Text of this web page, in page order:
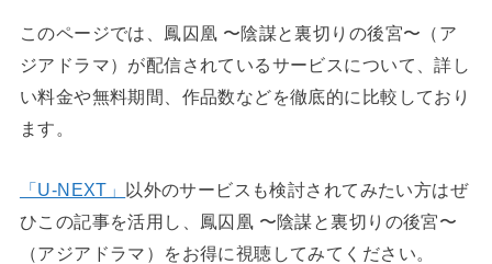
このページでは、鳳囚凰 〜陰謀と裏切りの後宮〜（ア
ジアドラマ）が配信されているサービスについて、詳し
い料金や無料期間、作品数などを徹底的に比較しており
ます。
「U-NEXT」 以外のサービスも検討されてみたい方はぜ
ひこの記事を活用し、鳳囚凰 〜陰謀と裏切りの後宮〜
（アジアドラマ）をお得に視聴してみてください。